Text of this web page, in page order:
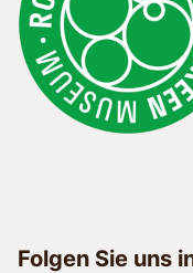
Folgen Sie uns